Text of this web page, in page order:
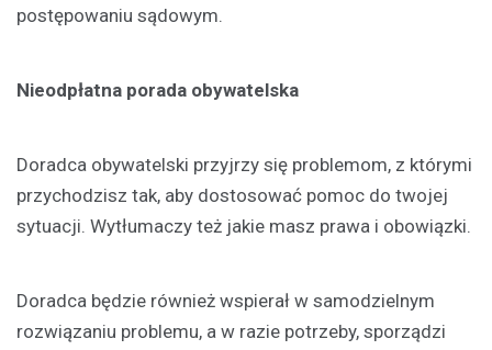
postępowaniu sądowym.
Nieodpłatna porada obywatelska
Doradca obywatelski przyjrzy się problemom, z którymi
przychodzisz tak, aby dostosować pomoc do twojej
sytuacji. Wytłumaczy też jakie masz prawa i obowiązki.
Doradca będzie również wspierał w samodzielnym
rozwiązaniu problemu, a w razie potrzeby, sporządzi